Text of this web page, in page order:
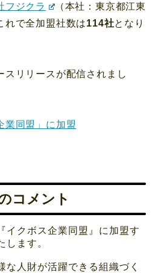
フジクラ
（本社：東京都江東
れで全加盟社数は114社となり
スリリースが配信されまし
業同盟」に加盟
コメント
イクボス企業同盟』に加盟す
します。
な人財が活躍できる組織づく